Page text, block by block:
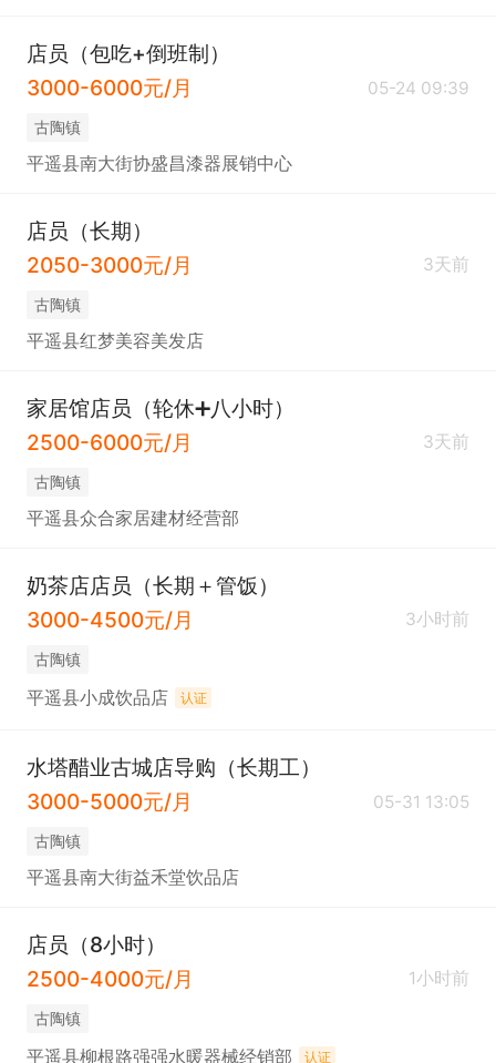
店员（包吃+倒班制）
3000-6000元/月
05-24 09:39
古陶镇
平遥县南大街协盛昌漆器展销中心
店员（长期）
2050-3000元/月
3天前
古陶镇
平遥县红梦美容美发店
家居馆店员（轮休➕八小时）
2500-6000元/月
3天前
古陶镇
平遥县众合家居建材经营部
奶茶店店员（长期＋管饭）
3000-4500元/月
3小时前
古陶镇
平遥县小成饮品店 认证
水塔醋业古城店导购（长期工）
3000-5000元/月
05-31 13:05
古陶镇
平遥县南大街益禾堂饮品店
店员（8小时）
2500-4000元/月
1小时前
古陶镇
平遥县柳根路强强水暖器械经销部 认证